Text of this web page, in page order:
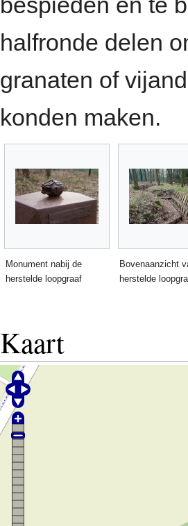
halfronde delen
granaten of
konden maken.
Monument nabij de
herstelde loopgraaf
Bovenaanzicht
herstelde
Kaart